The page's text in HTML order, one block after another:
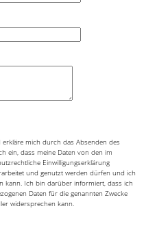
erkläre mich durch das Absenden des
ein, dass meine Daten von den im
Einwilligungserklärung
und genutzt werden dürfen und ich
kann. Ich bin darüber informiert, dass ich
Daten für die genannten Zwecke
widersprechen kann.